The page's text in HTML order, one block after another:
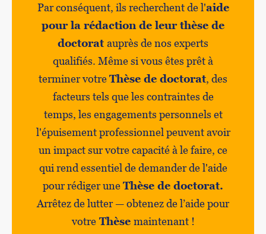
Par conséquent, ils recherchent de l'aide
pour la rédaction de leur thèse de
doctorat auprès de nos experts
qualifiés. Même si vous êtes prêt à
terminer votreThèse de doctorat, des
facteurs tels que les contraintes de
temps, les engagements personnels et
l'épuisement professionnel peuvent avoir
un impact sur votre capacité à le faire, ce
qui rend essentiel de demander de l'aide
pour rédiger uneThèse de doctorat.
Arrêtez de lutter — obtenez de l’aide pour
votreThèse maintenant !